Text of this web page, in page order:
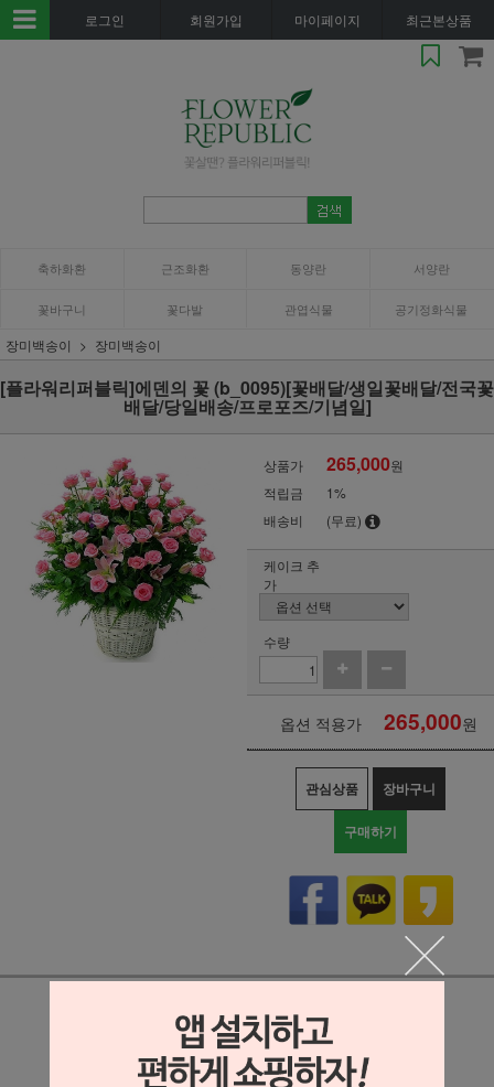
로그인 회원가입 마이페이지 최근본상품
축하화환 근조화환 동양란 서양란
꽃바구니 꽃다발 관엽식물 공기정화식물
장미백송이 장미백송이
[플라워리퍼블릭]에덴의 꽃 (b_0095)[꽃배달/생일꽃배달/전국꽃
배달/당일배송/프로포즈/기념일]
상품가 265,000원
적립금
1%
배송비
(무료)
케이크 추
가
수량
옵션 적용가 265,000원
관심상품 장바구니
구매하기
상세정보 새창 열기